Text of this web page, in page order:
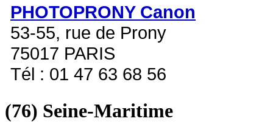
PHOTOPRONY Canon
53-55, rue de Prony
75017 PARIS
Tél : 01 47 63 68 56
(76) Seine-Maritime